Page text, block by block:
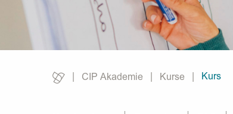
CIP Akademie Kurse
Current:
Kurs